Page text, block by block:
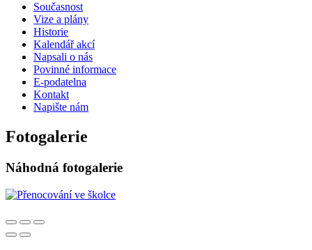
Současnost
Vize a plány
Historie
Kalendář akcí
Napsali o nás
Povinné informace
E-podatelna
Kontakt
Napište nám
Fotogalerie
Náhodná fotogalerie